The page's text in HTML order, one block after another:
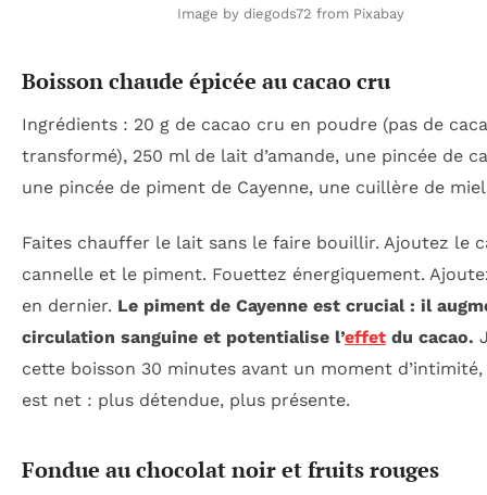
Image by diegods72 from Pixabay
Boisson chaude épicée au cacao cru
Ingrédients : 20 g de cacao cru en poudre (pas de
transformé), 250 ml de lait d’amande, une pincée de
une pincée de piment de Cayenne, une cuillère de
Faites chauffer le lait sans le faire bouillir. Ajoutez le
cannelle et le piment. Fouettez énergiquement.
en dernier. Le piment de Cayenne est crucial : il
circulation sanguine et potentialise l’effet du cacao.
cette boisson 30 minutes avant un moment d’intimité,
est net : plus détendue, plus présente.
Fondue au chocolat noir et fruits rouges